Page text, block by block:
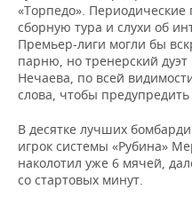
«Торпедо».
сборную тура и слухи об
Премьер-лиги могли бы
парню, но тренерский
Нечаева, по всей
слова, чтобы
В десятке лучших
игрок системы «Рубина»
наколотил уже 6 мячей,
со стартовых минут.